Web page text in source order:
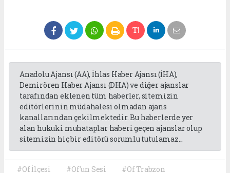
Anadolu Ajansı (AA), İhlas Haber Ajansı (İHA),
Demirören Haber Ajansı (DHA) ve diğer ajanslar
tarafından eklenen tüm haberler, sitemizin
editörlerinin müdahalesi olmadan ajans
kanallarından çekilmektedir. Bu haberlerde yer
alan hukuki muhataplar haberi geçen ajanslar olup
sitemizin hiç bir editörü sorumlu tutulamaz...
#Of İlçesi #Of'un Sesi
#Of Trabzon